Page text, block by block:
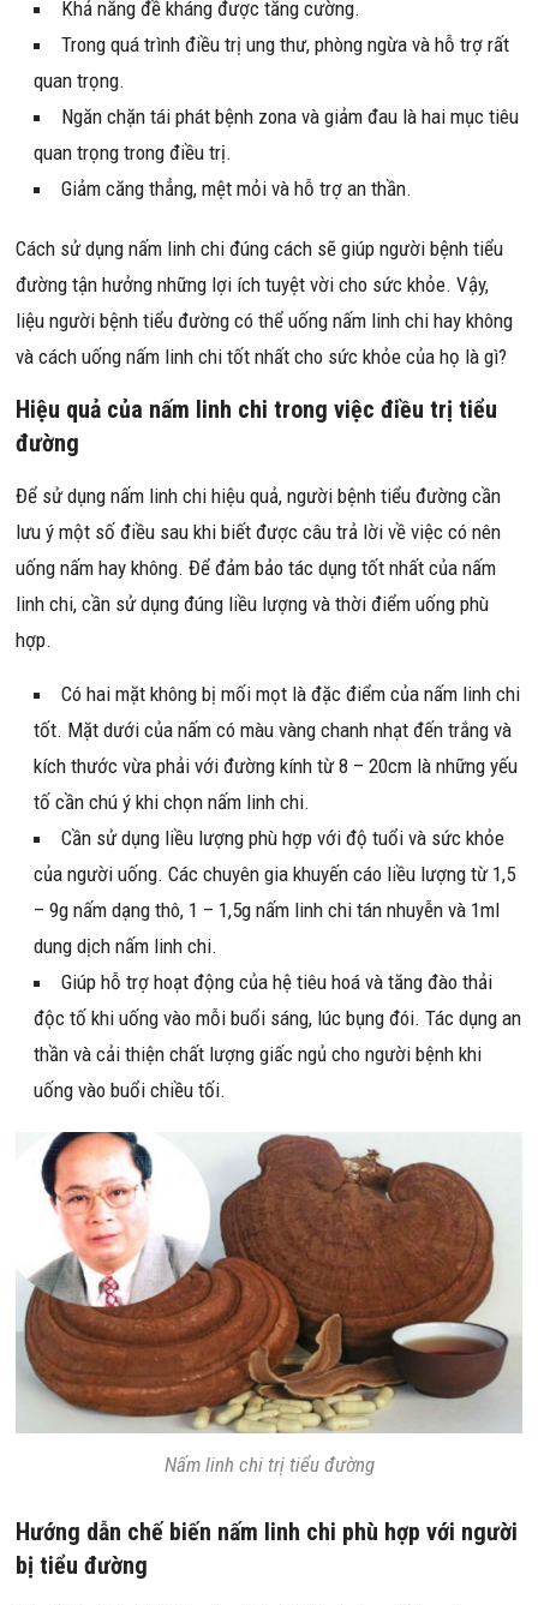
Khả năng đề kháng được tăng cường.
Trong quá trình điều trị ung thư, phòng ngừa và hỗ trợ rất
quan trọng.
Ngăn chặn tái phát bệnh zona và giảm đau là hai mục tiêu
quan trọng trong điều trị.
Giảm căng thẳng, mệt mỏi và hỗ trợ an thần.
Cách sử dụng nấm linh chi đúng cách sẽ giúp người bệnh tiểu
đường tận hưởng những lợi ích tuyệt vời cho sức khỏe. Vậy,
liệu người bệnh tiểu đường có thể uống nấm linh chi hay không
và cách uống nấm linh chi tốt nhất cho sức khỏe của họ là gì?
Hiệu quả của nấm linh chi trong việc điều trị tiểu
đường
Để sử dụng nấm linh chi hiệu quả, người bệnh tiểu đường cần
lưu ý một số điều sau khi biết được câu trả lời về việc có nên
uống nấm hay không. Để đảm bảo tác dụng tốt nhất của nấm
linh chi, cần sử dụng đúng liều lượng và thời điểm uống phù
hợp.
Có hai mặt không bị mối mọt là đặc điểm của nấm linh chi
tốt. Mặt dưới của nấm có màu vàng chanh nhạt đến trắng và
kích thước vừa phải với đường kính từ 8 – 20cm là những yếu
tố cần chú ý khi chọn nấm linh chi.
Cần sử dụng liều lượng phù hợp với độ tuổi và sức khỏe
của người uống. Các chuyên gia khuyến cáo liều lượng từ 1,5
– 9g nấm dạng thô, 1 – 1,5g nấm linh chi tán nhuyễn và 1ml
dung dịch nấm linh chi.
Giúp hỗ trợ hoạt động của hệ tiêu hoá và tăng đào thải
độc tố khi uống vào mỗi buổi sáng, lúc bụng đói. Tác dụng an
thần và cải thiện chất lượng giấc ngủ cho người bệnh khi
uống vào buổi chiều tối.
Nấm linh chi trị tiểu đường
Hướng dẫn chế biến nấm linh chi phù hợp với người
bị tiểu đường